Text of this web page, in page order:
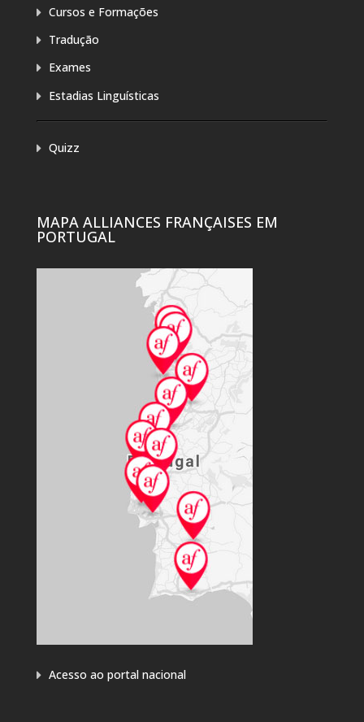
Cursos e Formações
Tradução
Exames
Estadias Linguísticas
Quizz
MAPA ALLIANCES FRANÇAISES EM
PORTUGAL
Acesso ao portal nacional